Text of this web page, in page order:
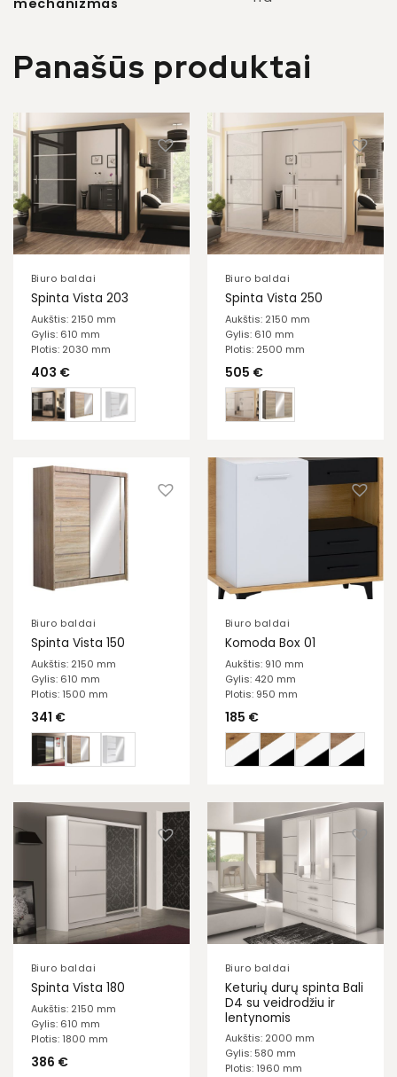
Panašūs produktai
Biuro baldai
Spinta Vista 203
Aukštis: 2150 mm
Gylis: 610 mm
Plotis: 2030 mm
403 €
Biuro baldai
Spinta Vista 250
Aukštis: 2150 mm
Gylis: 610 mm
Plotis: 2500 mm
505 €
Biuro baldai
Spinta Vista 150
Aukštis: 2150 mm
Gylis: 610 mm
Plotis: 1500 mm
341 €
Biuro baldai
Komoda Box 01
Aukštis: 910 mm
Gylis: 420 mm
Plotis: 950 mm
185 €
Biuro baldai
Spinta Vista 180
Aukštis: 2150 mm
Gylis: 610 mm
Plotis: 1800 mm
386 €
Biuro baldai
Keturių durų spinta Bali
D4 su veidrodžiu ir
lentynomis
Aukštis: 2000 mm
Gylis: 580 mm
Plotis: 1960 mm